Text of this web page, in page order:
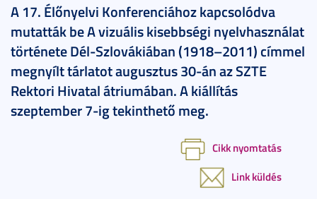
A 17. Élőnyelvi Konferenciához kapcsolódva
mutatták be A vizuális kisebbségi nyelvhasználat
története Dél-Szlovákiában (1918–2011) címmel
megnyílt tárlatot augusztus 30-án az SZTE
Rektori Hivatal átriumában. A kiállítás
szeptember 7-ig tekinthető meg.
Cikk nyomtatás
Link küldés